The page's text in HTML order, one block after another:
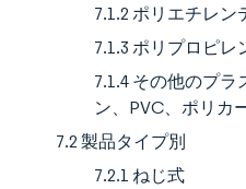
7.1.2 ポリエチレン
7.1.3 ポリプロピレ
7.1.4 その他のプ
ン、PVC、ポリカ
7.2 製品タイプ別
7.2.1 ねじ式